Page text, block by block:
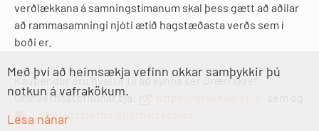
verðlækkana á samningstímanum skal þess gætt að aðilar
að rammasamningi njóti ætíð hagstæðasta verðs sem í
boði er.
Kaupendur eru hvattir til að kynna sér Græn skref
Umhverfisstofnunar sjá:
Loftslagsstefnu Stjórnarráðsins
Með því að heimsækja vefinn okkar samþykkir þú
notkun á vafrakökum.
Lesa nánar